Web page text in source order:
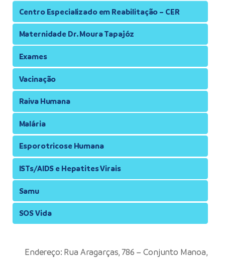
Centro Especializado em Reabilitação – CER
Maternidade Dr. Moura Tapajóz
Exames
Vacinação
Raiva Humana
Malária
Esporotricose Humana
ISTs/AIDS e Hepatites Virais
Samu
SOS Vida
Endereço: Rua Aragarças, 786 – Conjunto Manoa,